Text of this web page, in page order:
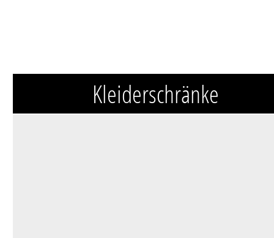
Kleiderschränke